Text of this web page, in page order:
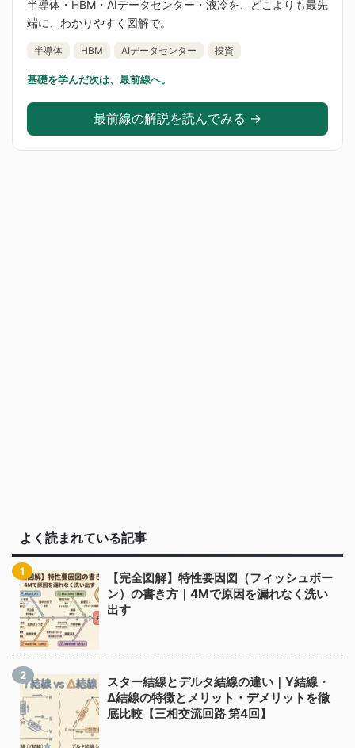
半導体・HBM・AIデータセンター・液冷を、どこよりも最先
端に、わかりやすく図解で。
半導体 HBM AIデータセンター 投資
基礎を学んだ次は、最前線へ。
最前線の解説を読んでみる →
よく読まれている記事
【完全図解】特性要因図（フィッシュボー
ン）の書き方｜4Mで原因を漏れなく洗い
出す
スター結線とデルタ結線の違い｜Y結線・
Δ結線の特徴とメリット・デメリットを徹
底比較【三相交流回路 第4回】